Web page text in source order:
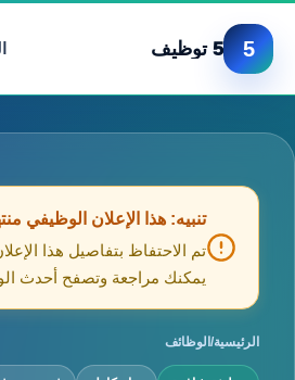
5 5 توظيف
تنبيه: هذا الإعلان الوظيفي
تم الاحتفاظ بتفاصيل هذا
يمكنك مراجعة وتصفح أحدث
الرئيسية/ الوظائف